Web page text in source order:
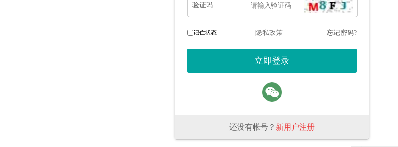
验证码
记住状态 隐私政策 忘记密码?
还没有帐号？ 新用户注册